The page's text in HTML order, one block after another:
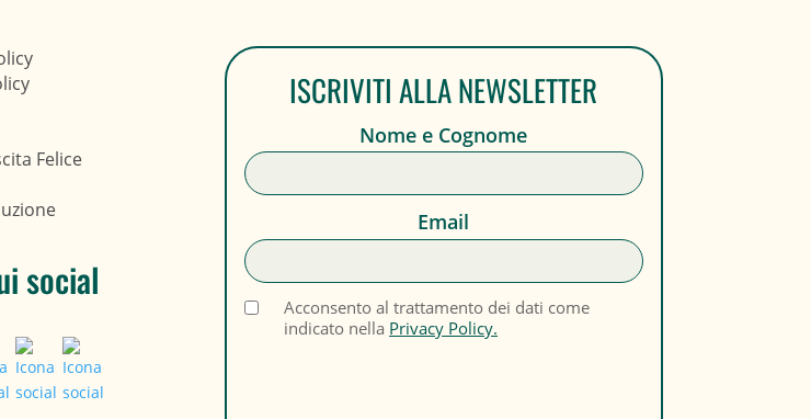
Felice
social
ISCRIVITI ALLA NEWSLETTER
Nome e Cognome
Email
Acconsento al trattamento dei dati come
indicato nella Privacy Policy.